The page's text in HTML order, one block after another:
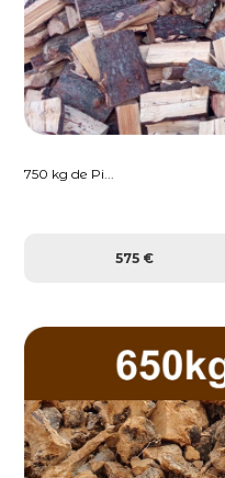
750 kg de Pi...
575 €